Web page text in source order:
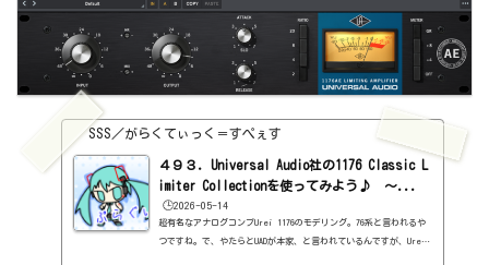
SSS／がらくてぃっく＝すぺぇす
４９３．Universal Audio社の1176 Classic L
imiter Collectionを使ってみよう♪ ～...
🕒️2026-05-14
超有名なアナログコンプUrei 1176のモデリング。76系と言われるや
つですね。で、やたらとUADが本家、と言われているんですが、Urei